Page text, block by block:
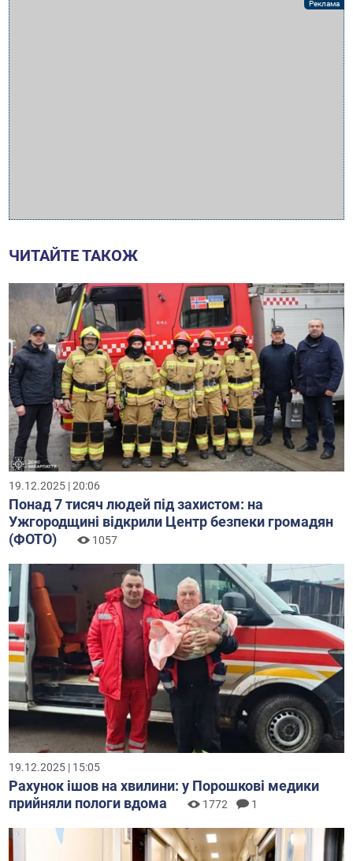
ЧИТАЙТЕ ТАКОЖ
19.12.2025 | 20:06
Понад 7 тисяч людей під захистом: на
Ужгородщині відкрили Центр безпеки громадян
(ФОТО)
1057
19.12.2025 | 15:05
Рахунок ішов на хвилини: у Порошкові медики
прийняли пологи вдома
1772 1